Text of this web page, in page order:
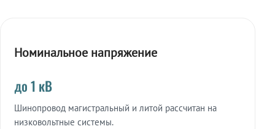
Номинальное напряжение
до 1 кВ
Шинопровод магистральный и литой рассчитан на
низковольтные системы.